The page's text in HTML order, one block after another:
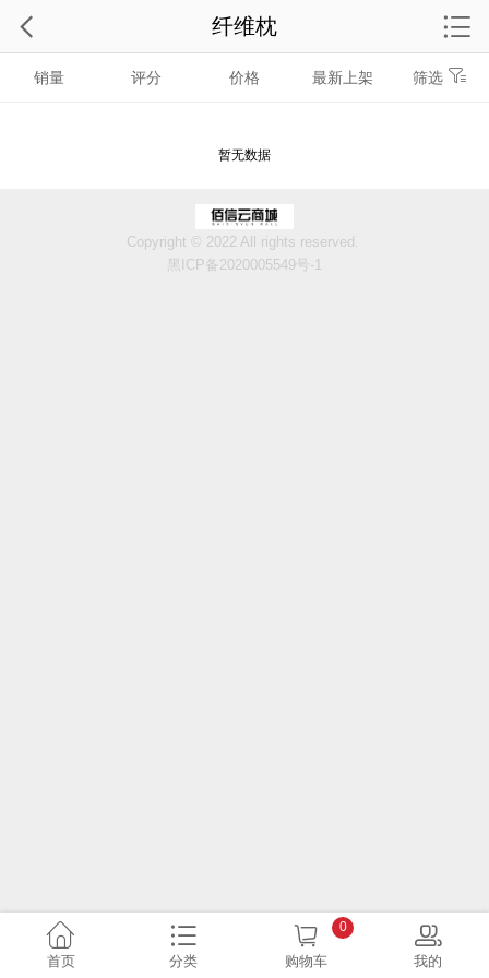
销量 评分 价格 最新上架 筛选
暂无数据
纤维枕
Copyright © 2022 All rights reserved.
黑ICP备2020005549号-1
首页 分类 购物车
0
我的